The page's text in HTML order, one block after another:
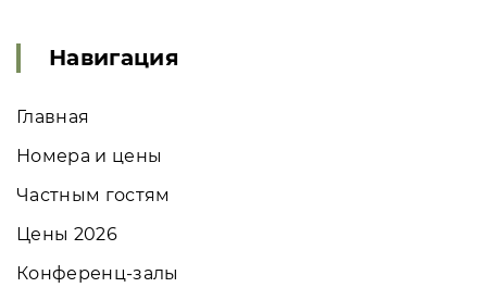
Навигация
Главная
Номера и цены
Частным гостям
Цены 2026
Конференц-залы